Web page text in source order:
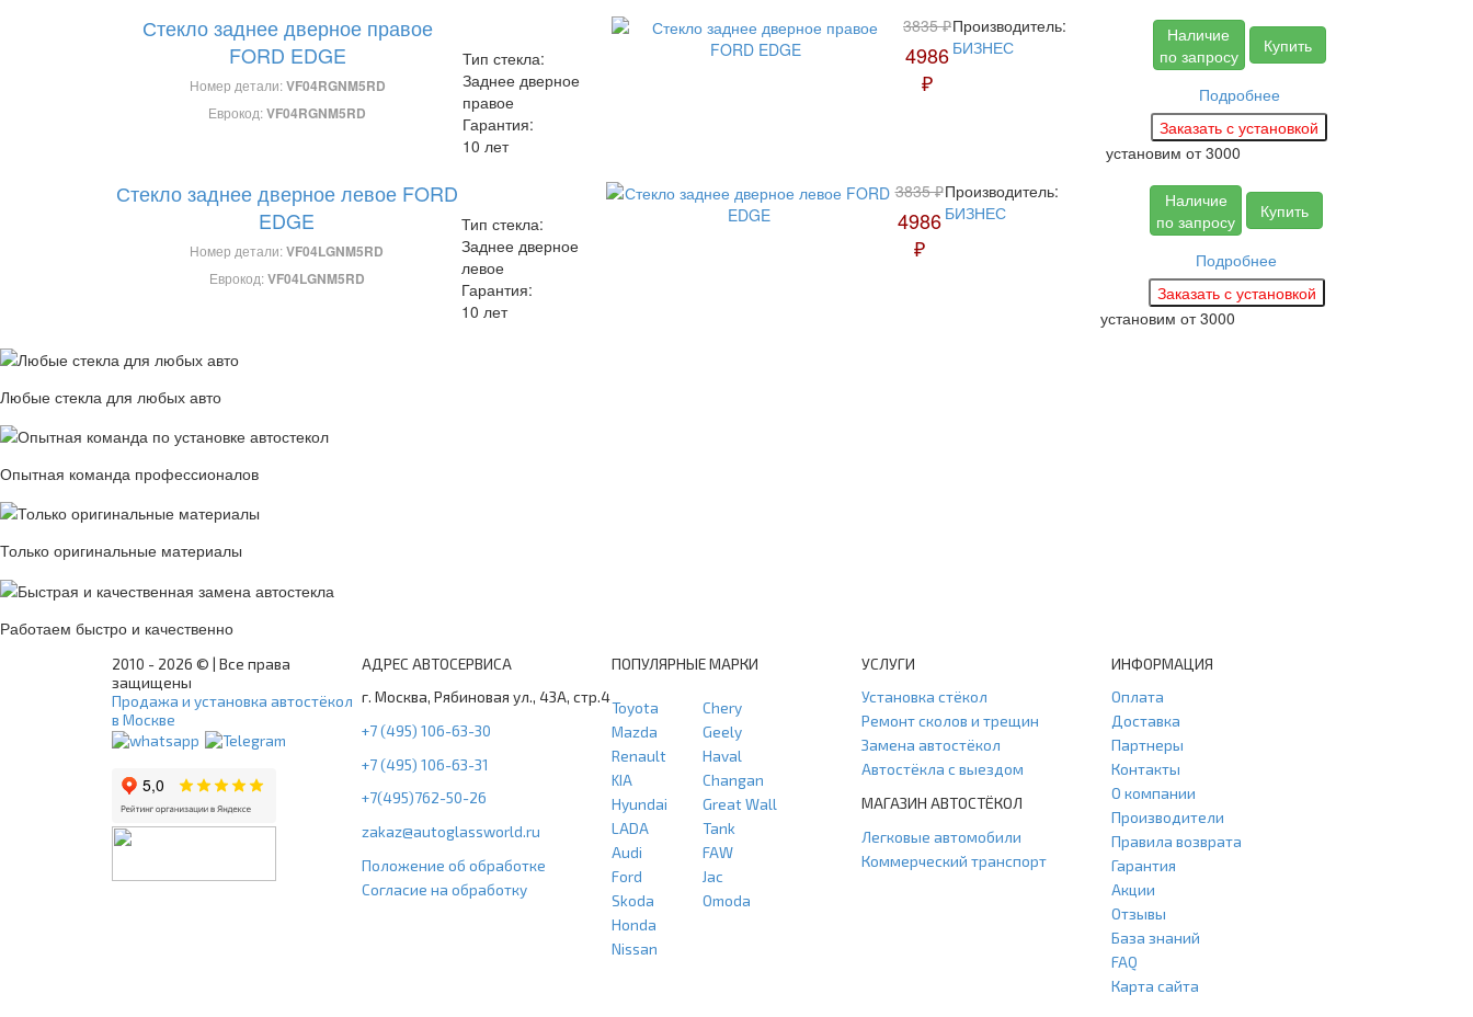
Стекло заднее дверное правое
FORD EDGE
Номер детали:VF04RGNM5RD
Еврокод:VF04RGNM5RD
Тип стекла:
Заднее дверное
правое
Гарантия:
10 лет
3835 ₽
4986
₽
Производитель:
БИЗНЕС
Наличие
по запросу
Купить
Подробнее
установим от 3000
Стекло заднее дверное левое FORD
EDGE
Номер детали:VF04LGNM5RD
Еврокод:VF04LGNM5RD
Тип стекла:
Заднее дверное
левое
Гарантия:
10 лет
3835 ₽
4986
₽
Производитель:
БИЗНЕС
Наличие
по запросу
Купить
Подробнее
установим от 3000
Любые стекла для любых авто
Опытная команда профессионалов
Только оригинальные материалы
Работаем быстро и качественно
2010 - 2026 © | Все права
защищены
Продажа и установка автостёкол
в Москве
АДРЕС АВТОСЕРВИСА
г. Москва, Рябиновая ул., 43А, стр.4
+7 (495) 106-63-30
+7 (495) 106-63-31
+7(495)762-50-26
zakaz@autoglassworld.ru
Положение об обработке
Согласие на обработку
ПОПУЛЯРНЫЕ МАРКИ
Toyota
Mazda
Renault
KIA
Hyundai
LADA
Audi
Ford
Skoda
Honda
Nissan
Chery
Geely
Haval
Changan
Great Wall
Tank
FAW
Jac
Omoda
УСЛУГИ
Установка стёкол
Ремонт сколов и трещин
Замена автостёкол
Автостёкла с выездом
МАГАЗИН АВТОСТЁКОЛ
Легковые автомобили
Коммерческий транспорт
ИНФОРМАЦИЯ
Оплата
Доставка
Партнеры
Контакты
О компании
Производители
Правила возврата
Гарантия
Акции
Отзывы
База знаний
FAQ
Карта сайта